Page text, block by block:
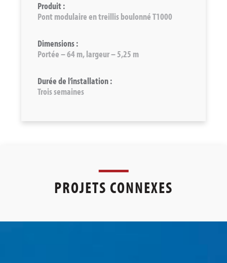
Produit :
Pont modulaire en treillis boulonné T1000
Dimensions :
Portée – 64 m, largeur – 5,25 m
Durée de l’installation :
Trois semaines
PROJETS CONNEXES